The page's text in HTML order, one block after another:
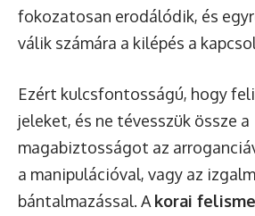
fokozatosan erodálódik, és
válik számára a kilépés a
Ezért kulcsfontosságú, hogy
jeleket, és ne tévesszük össze a
magabiztosságot az
a manipulációval, vagy az
bántalmazással. A korai